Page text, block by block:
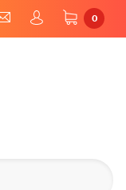
0